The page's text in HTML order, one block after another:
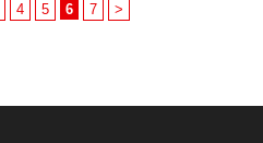
4 5 6 7 >